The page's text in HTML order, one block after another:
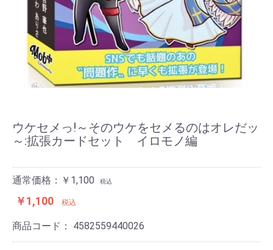
ウケセメっ!～そのウケをセメるのはオレだッ
～:拡張カードセット イロモノ編
通常価格：￥1,100 税込
￥1,100 税込
商品コード： 4582559440026